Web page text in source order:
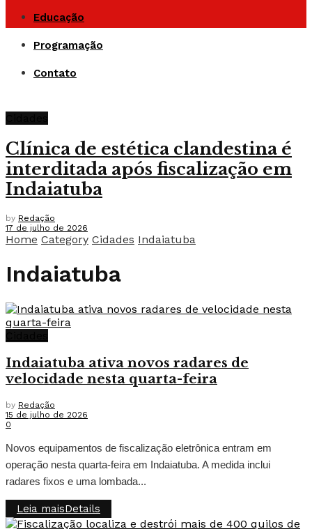
Educação
Programação
Contato
Clínica de estética clandestina é
interditada após fiscalização em
Indaiatuba
by Redação
17 de julho de 2026
Home Category Cidades Indaiatuba
Indaiatuba
Indaiatuba ativa novos radares de
velocidade nesta quarta-feira
by Redação
15 de julho de 2026
0
Novos equipamentos de fiscalização eletrônica entram em
operação nesta quarta-feira em Indaiatuba. A medida inclui
radares fixos e uma lombada...
Leia maisDetails